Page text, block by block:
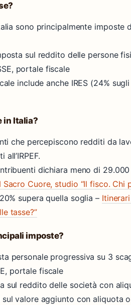
sono principalmente imposte
sul reddito delle persone
portale fiscale
include anche IRES (24%
in Italia?
che percepiscono redditi da
dichiara meno di
Cuore, studio “Il fisco. Chi
supera quella soglia –
tasse?”
imposte?
personale progressiva su 3
portale fiscale
sul reddito delle società con
sul valore aggiunto con aliquota